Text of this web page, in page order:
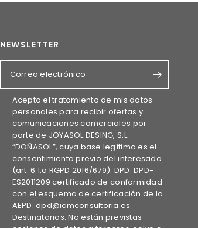
NEWSLETTER
Correo electrónico
Acepto el tratamiento de mis datos
personales para recibir ofertas y
comunicaciones comerciales por
parte de JOYASOL DESING, S.L.
“DOÑASOL”, cuya base legítima es el
consentimiento previo del interesado
(art. 6.1.a RGPD 2016/679). DPD: DPD-
ES2011209 certificado de conformidad
con el esquema de certificación de la
AEPD: dpd@icmconsultoria.es
Destinatarios: No están previstas